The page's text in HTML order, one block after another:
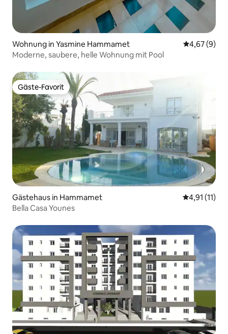
Wohnung in Yasmine Hammamet
4,67 (9)
Moderne, saubere, helle Wohnung mit Pool
Gäste-Favorit
Gäste-Favorit
Gästehaus in Hammamet
4,91 (11)
Bella Casa Younes